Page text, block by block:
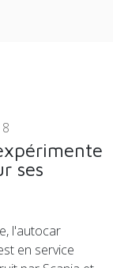
ses
l'autocar
en service